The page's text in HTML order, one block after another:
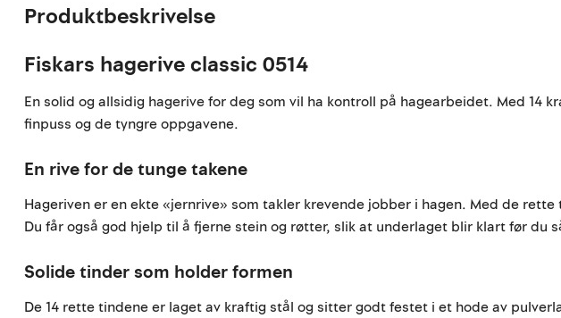
Produktbeskrivelse
Fiskars hagerive classic 0514
En solid og allsidig hagerive for deg som vil ha kontroll på hagearbeidet. Med
finpuss og de tyngre oppgavene.
En rive for de tunge takene
Hageriven er en ekte «jernrive» som takler krevende jobber i hagen. Med de
Du får også god hjelp til å fjerne stein og røtter, slik at underlaget blir klart før du
Solide tinder som holder formen
De 14 rette tindene er laget av kraftig stål og sitter godt festet i et hode av